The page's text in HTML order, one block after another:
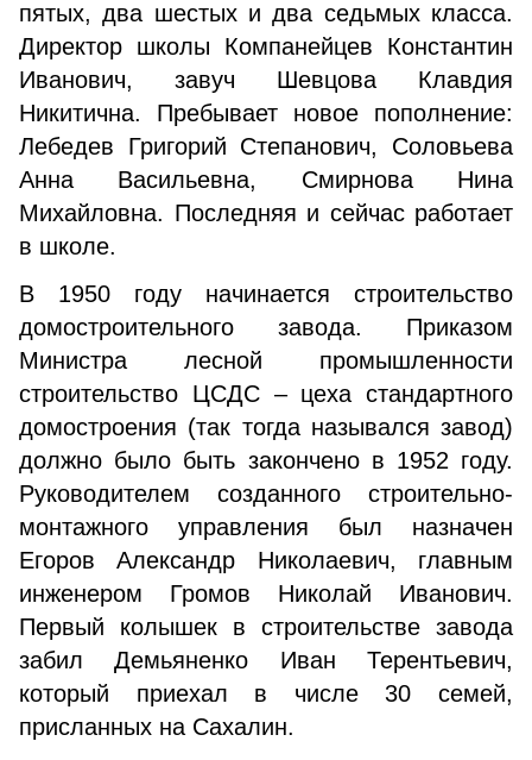
пятых, два шестых и два седьмых класса.
Директор школы Компанейцев Константин
Иванович, завуч Шевцова Клавдия
Никитична. Пребывает новое пополнение:
Лебедев Григорий Степанович, Соловьева
Анна Васильевна, Смирнова Нина
Михайловна. Последняя и сейчас работает
в школе.
В 1950 году начинается строительство
домостроительного завода. Приказом
Министра лесной промышленности
строительство ЦСДС – цеха стандартного
домостроения (так тогда назывался завод)
должно было быть закончено в 1952 году.
Руководителем созданного строительно-
монтажного управления был назначен
Егоров Александр Николаевич, главным
инженером Громов Николай Иванович.
Первый колышек в строительстве завода
забил Демьяненко Иван Терентьевич,
который приехал в числе 30 семей,
присланных на Сахалин.